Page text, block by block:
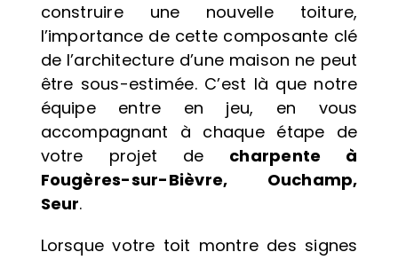
construire une nouvelle toiture,
l’importance de cette composante clé
de l’architecture d’une maison ne peut
être sous-estimée. C’est là que notre
équipe entre en jeu, en vous
accompagnant à chaque étape de
votre projet de charpente à
Fougères-sur-Bièvre, Ouchamp,
Seur.
Lorsque votre toit montre des signes